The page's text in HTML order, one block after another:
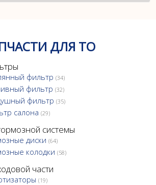
ДЛЯ ТО
фильтр (34)
фильтр (32)
фильтр (35)
салона (29)
системы
диски (64)
колодки (58)
части
(19)